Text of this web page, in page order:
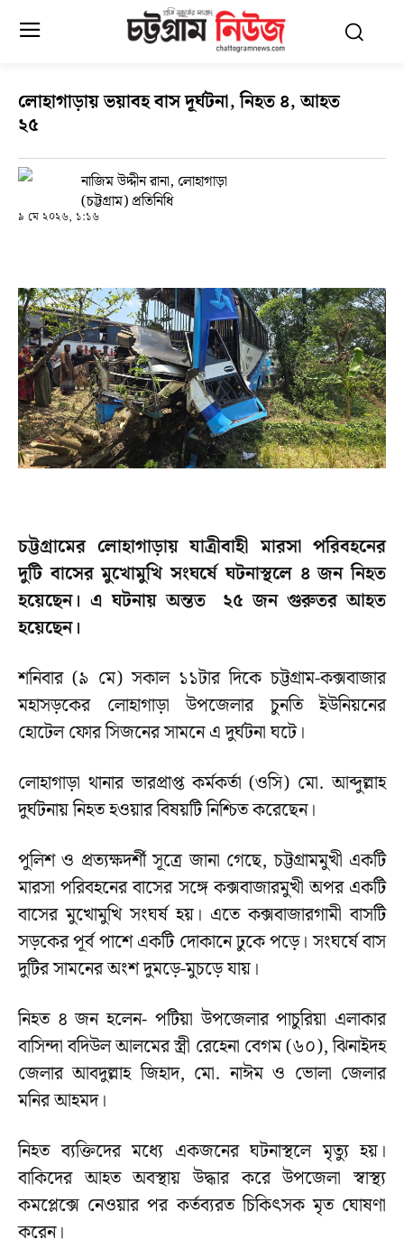
লোহাগাড়ায় ভয়াবহ বাস দূর্ঘটনা, নিহত ৪, আহত
২৫
নাজিম উদ্দীন রানা, লোহাগাড়া
(চট্টগ্রাম) প্রতিনিধি
৯ মে ২০২৬, ১:১৬
চট্টগ্রামের লোহাগাড়ায় যাত্রীবাহী মারসা পরিবহনের
দুটি বাসের মুখোমুখি সংঘর্ষে ঘটনাস্থলে ৪ জন নিহত
হয়েছেন। এ ঘটনায় অন্তত ২৫ জন গুরুতর আহত
হয়েছেন।
শনিবার (৯ মে) সকাল ১১টার দিকে চট্টগ্রাম-কক্সবাজার
মহাসড়কের লোহাগাড়া উপজেলার চুনতি ইউনিয়নের
হোটেল ফোর সিজনের সামনে এ দুর্ঘটনা ঘটে।
লোহাগাড়া থানার ভারপ্রাপ্ত কর্মকর্তা (ওসি) মো. আব্দুল্লাহ
দুর্ঘটনায় নিহত হওয়ার বিষয়টি নিশ্চিত করেছেন।
পুলিশ ও প্রত্যক্ষদর্শী সূত্রে জানা গেছে, চট্টগ্রামমুখী একটি
মারসা পরিবহনের বাসের সঙ্গে কক্সবাজারমুখী অপর একটি
বাসের মুখোমুখি সংঘর্ষ হয়। এতে কক্সবাজারগামী বাসটি
সড়কের পূর্ব পাশে একটি দোকানে ঢুকে পড়ে। সংঘর্ষে বাস
দুটির সামনের অংশ দুমড়ে-মুচড়ে যায়।
নিহত ৪ জন হলেন- পটিয়া উপজেলার পাচুরিয়া এলাকার
বাসিন্দা বদিউল আলমের স্ত্রী রেহেনা বেগম (৬০), ঝিনাইদহ
জেলার আবদুল্লাহ জিহাদ, মো. নাঈম ও ভোলা জেলার
মনির আহমদ।
নিহত ব্যক্তিদের মধ্যে একজনের ঘটনাস্থলে মৃত্যু হয়।
বাকিদের আহত অবস্থায় উদ্ধার করে উপজেলা স্বাস্থ্য
কমপ্লেক্সে নেওয়ার পর কর্তব্যরত চিকিৎসক মৃত ঘোষণা
করেন।